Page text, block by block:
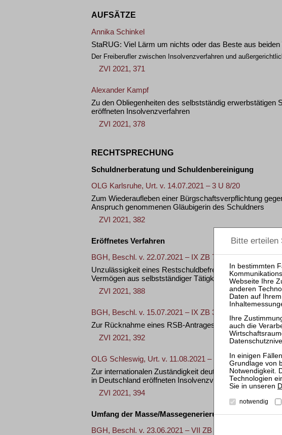
AUFSÄTZE
Annika Schinkel
StaRUG: Viel Lärm um nichts oder das Beste aus beiden
Der Freiberufler zwischen Insolvenzverfahren und
ZVI 2021, 371
Alexander Kampf
Zu den Obliegenheiten des selbstständig erwerbstätigen
eröffneten Insolvenzverfahren
ZVI 2021, 378
RECHTSPRECHUNG
Schuldnerberatung und Schuldenbereinigung
OLG Karlsruhe, Urt. v. 14.07.2021 – 3 U 8/20
Zum Wiederaufleben einer Bürgschaftsverpflichtung
Anspruch genommenen Gläubigerin des Schuldners
ZVI 2021, 382
Eröffnetes Verfahren
BGH, Beschl. v. 22.07.2021 – IX ZB 7/20
Unzulässigkeit eines Restschuldbefreiungsantrags bei
Vermögen aus selbstständiger Tätigkeit
ZVI 2021, 388
BGH, Beschl. v. 15.07.2021 – IX ZB 33/20
Zur Rücknahme eines RSB-Antrages bei bereits
ZVI 2021, 392
OLG Schleswig, Urt. v. 11.08.2021 – 9 U 14/21
Zur internationalen Zuständigkeit deutscher Gerichte für
in Deutschland eröffneten Insolvenzverfahrens gegen
ZVI 2021, 394
Umfang der Masse/Massegenerierung
BGH, Beschl. v. 23.06.2021 – VII ZB 15/18
notwendig